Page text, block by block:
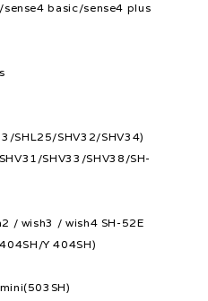
sense4 basic/sense4 plus
SHL25/SHV32/SHV34)
SHV33/SHV38/SH-
/ wish3 / wish4 SH-52E
Y 404SH)